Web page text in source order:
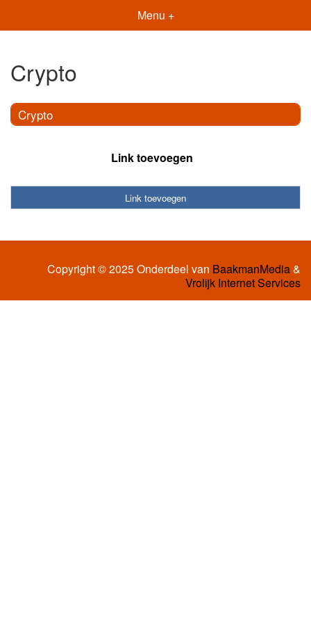
Menu +
Crypto
Crypto
Link toevoegen
Link toevoegen
Copyright © 2025 Onderdeel van BaakmanMedia&
Vrolijk Internet Services